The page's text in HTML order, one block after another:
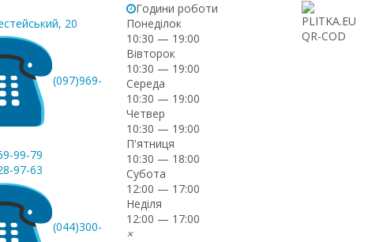
20
(097)969-
99-79
97-63
(044)300-
Години роботи
Понеділок
10:30 — 19:00
Вівторок
10:30 — 19:00
Середа
10:30 — 19:00
Четвер
10:30 — 19:00
П'ятниця
10:30 — 18:00
Субота
12:00 — 17:00
Неділя
12:00 — 17:00
×